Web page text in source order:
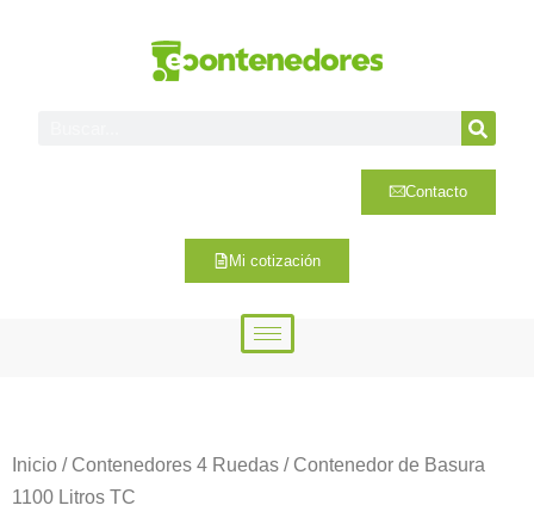
Contacto
Mi cotización
Inicio / Contenedores 4 Ruedas / Contenedor de Basura
1100 Litros TC